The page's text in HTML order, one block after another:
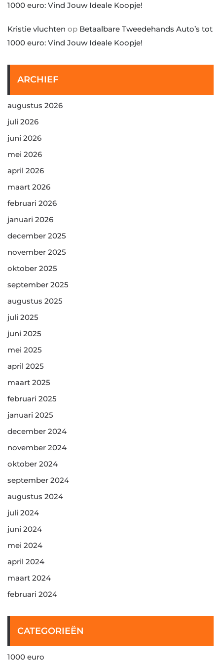
1000 euro: Vind Jouw Ideale Koopje!
Kristie vluchten op Betaalbare Tweedehands Auto’s tot
1000 euro: Vind Jouw Ideale Koopje!
ARCHIEF
augustus 2026
juli 2026
juni 2026
mei 2026
april 2026
maart 2026
februari 2026
januari 2026
december 2025
november 2025
oktober 2025
september 2025
augustus 2025
juli 2025
juni 2025
mei 2025
april 2025
maart 2025
februari 2025
januari 2025
december 2024
november 2024
oktober 2024
september 2024
augustus 2024
juli 2024
juni 2024
mei 2024
april 2024
maart 2024
februari 2024
CATEGORIEËN
1000 euro